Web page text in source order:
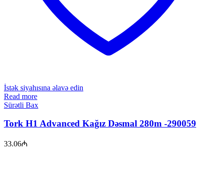
İstək siyahısına əlavə edin
Read more
Sürətli Bax
Tork H1 Advanced Kağız Dəsmal 280m -290059
33.06₼